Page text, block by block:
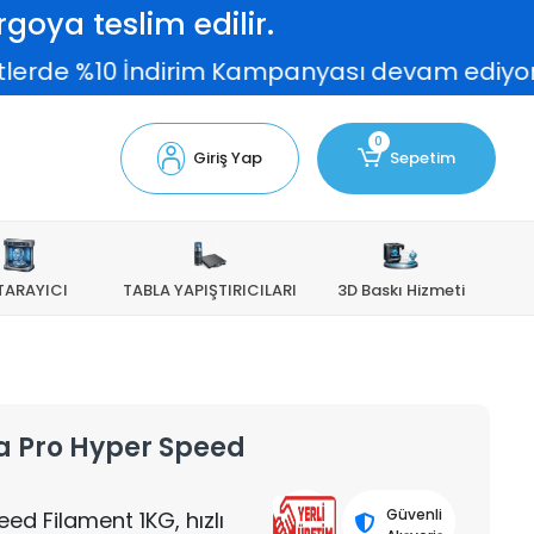
teslim edilir.
İndirim Kampanyası devam ediyor!
Giriş Yap
0
Sepetim
TABLA YAPIŞTIRICILARI 3D Baskı Hizmeti
Pro Hyper Speed
Filament 1KG, hızlı
Güvenli